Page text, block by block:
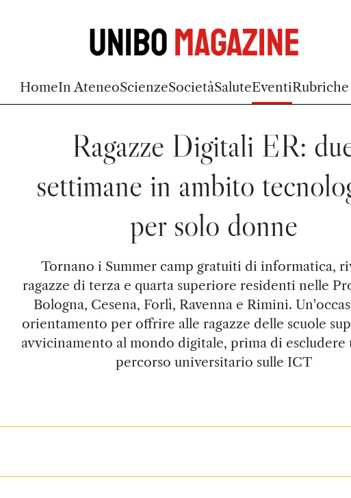
UniboMagazine
HomeIn AteneoScienzeSocietàSaluteEventiRubriche
Ragazze Digitali ER:
settimane in ambito
per solo donne
Tornano i Summer camp gratuiti di informatica,
ragazze di terza e quarta superiore residenti nelle
Bologna, Cesena, Forlì, Ravenna e Rimini.
orientamento per offrire alle ragazze delle scuole
avvicinamento al mondo digitale, prima di escludere
percorso universitario sulle ICT